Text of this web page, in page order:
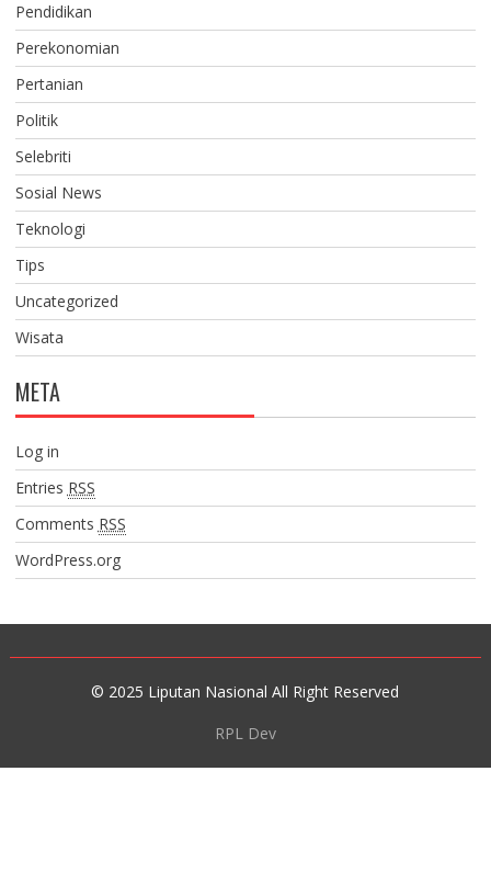
Pendidikan
Perekonomian
Pertanian
Politik
Selebriti
Sosial News
Teknologi
Tips
Uncategorized
Wisata
META
Log in
Entries RSS
Comments RSS
WordPress.org
© 2025 Liputan Nasional All Right Reserved
RPL Dev